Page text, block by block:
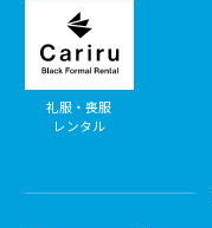
礼服・喪服
レンタル